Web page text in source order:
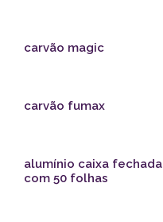
carvão magic
carvão fumax
alumínio caixa fechada
com 50 folhas